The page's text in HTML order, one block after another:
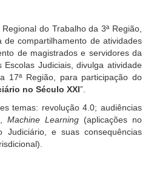
do Trabalho da 3ª Região,
compartilhamento de atividades
de magistrados e servidores da
Judiciais, divulga atividade
17ª Região, para participação do
no Século XXI”.
temas: revolução 4.0; audiências
Machine Learning (aplicações no
Judiciário, e suas consequências